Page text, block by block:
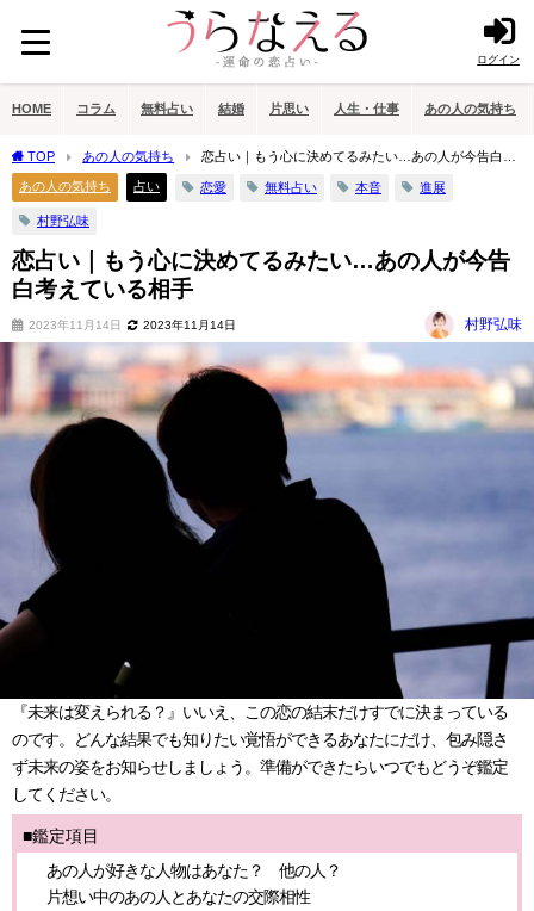
ログイン
HOME コラム 無料占い 結婚 片思い 人生・仕事 あの人の気持ち
TOP あの人の気持ち
恋占い｜もう心に決めてるみたい…あの人が今告白考
えている相手
あの人の気持ち 占い 恋愛 無料占い 本音 進展
村野弘味
恋占い｜もう心に決めてるみたい…あの人が今告
白考えている相手
2023年11月14日 2023年11月14日 村野弘味
『未来は変えられる？』いいえ、この恋の結末だけすでに決まっている
のです。どんな結果でも知りたい覚悟ができるあなたにだけ、包み隠さ
ず未来の姿をお知らせしましょう。準備ができたらいつでもどうぞ鑑定
してください。
■鑑定項目
あの人が好きな人物はあなた？ 他の人？
片想い中のあの人とあなたの交際相性